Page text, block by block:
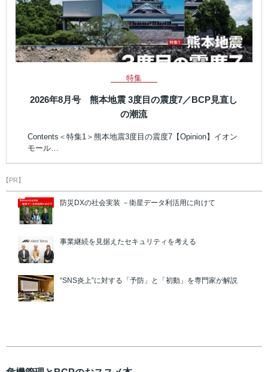
特集
2026年8月号 熊本地震 3度目の震度7／BCP見直し
の潮流
Contents＜特集1＞熊本地震3度目の震度7【Opinion】イオン
モール…
【PR】
防災DXの社会実装 －衛星データ利活用に向けて
事業継続を見据えたセキュリティを考える
“SNS炎上”に対する「予防」と「初動」を専門家が解説